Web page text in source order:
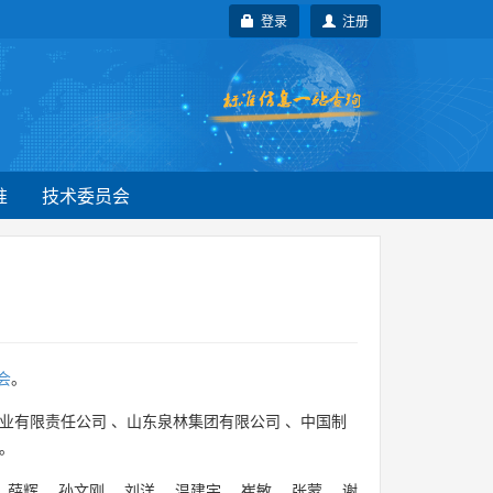
注册
登录
技术委员会
。
有限责任公司 、 山东泉林集团有限公司 、 中国制